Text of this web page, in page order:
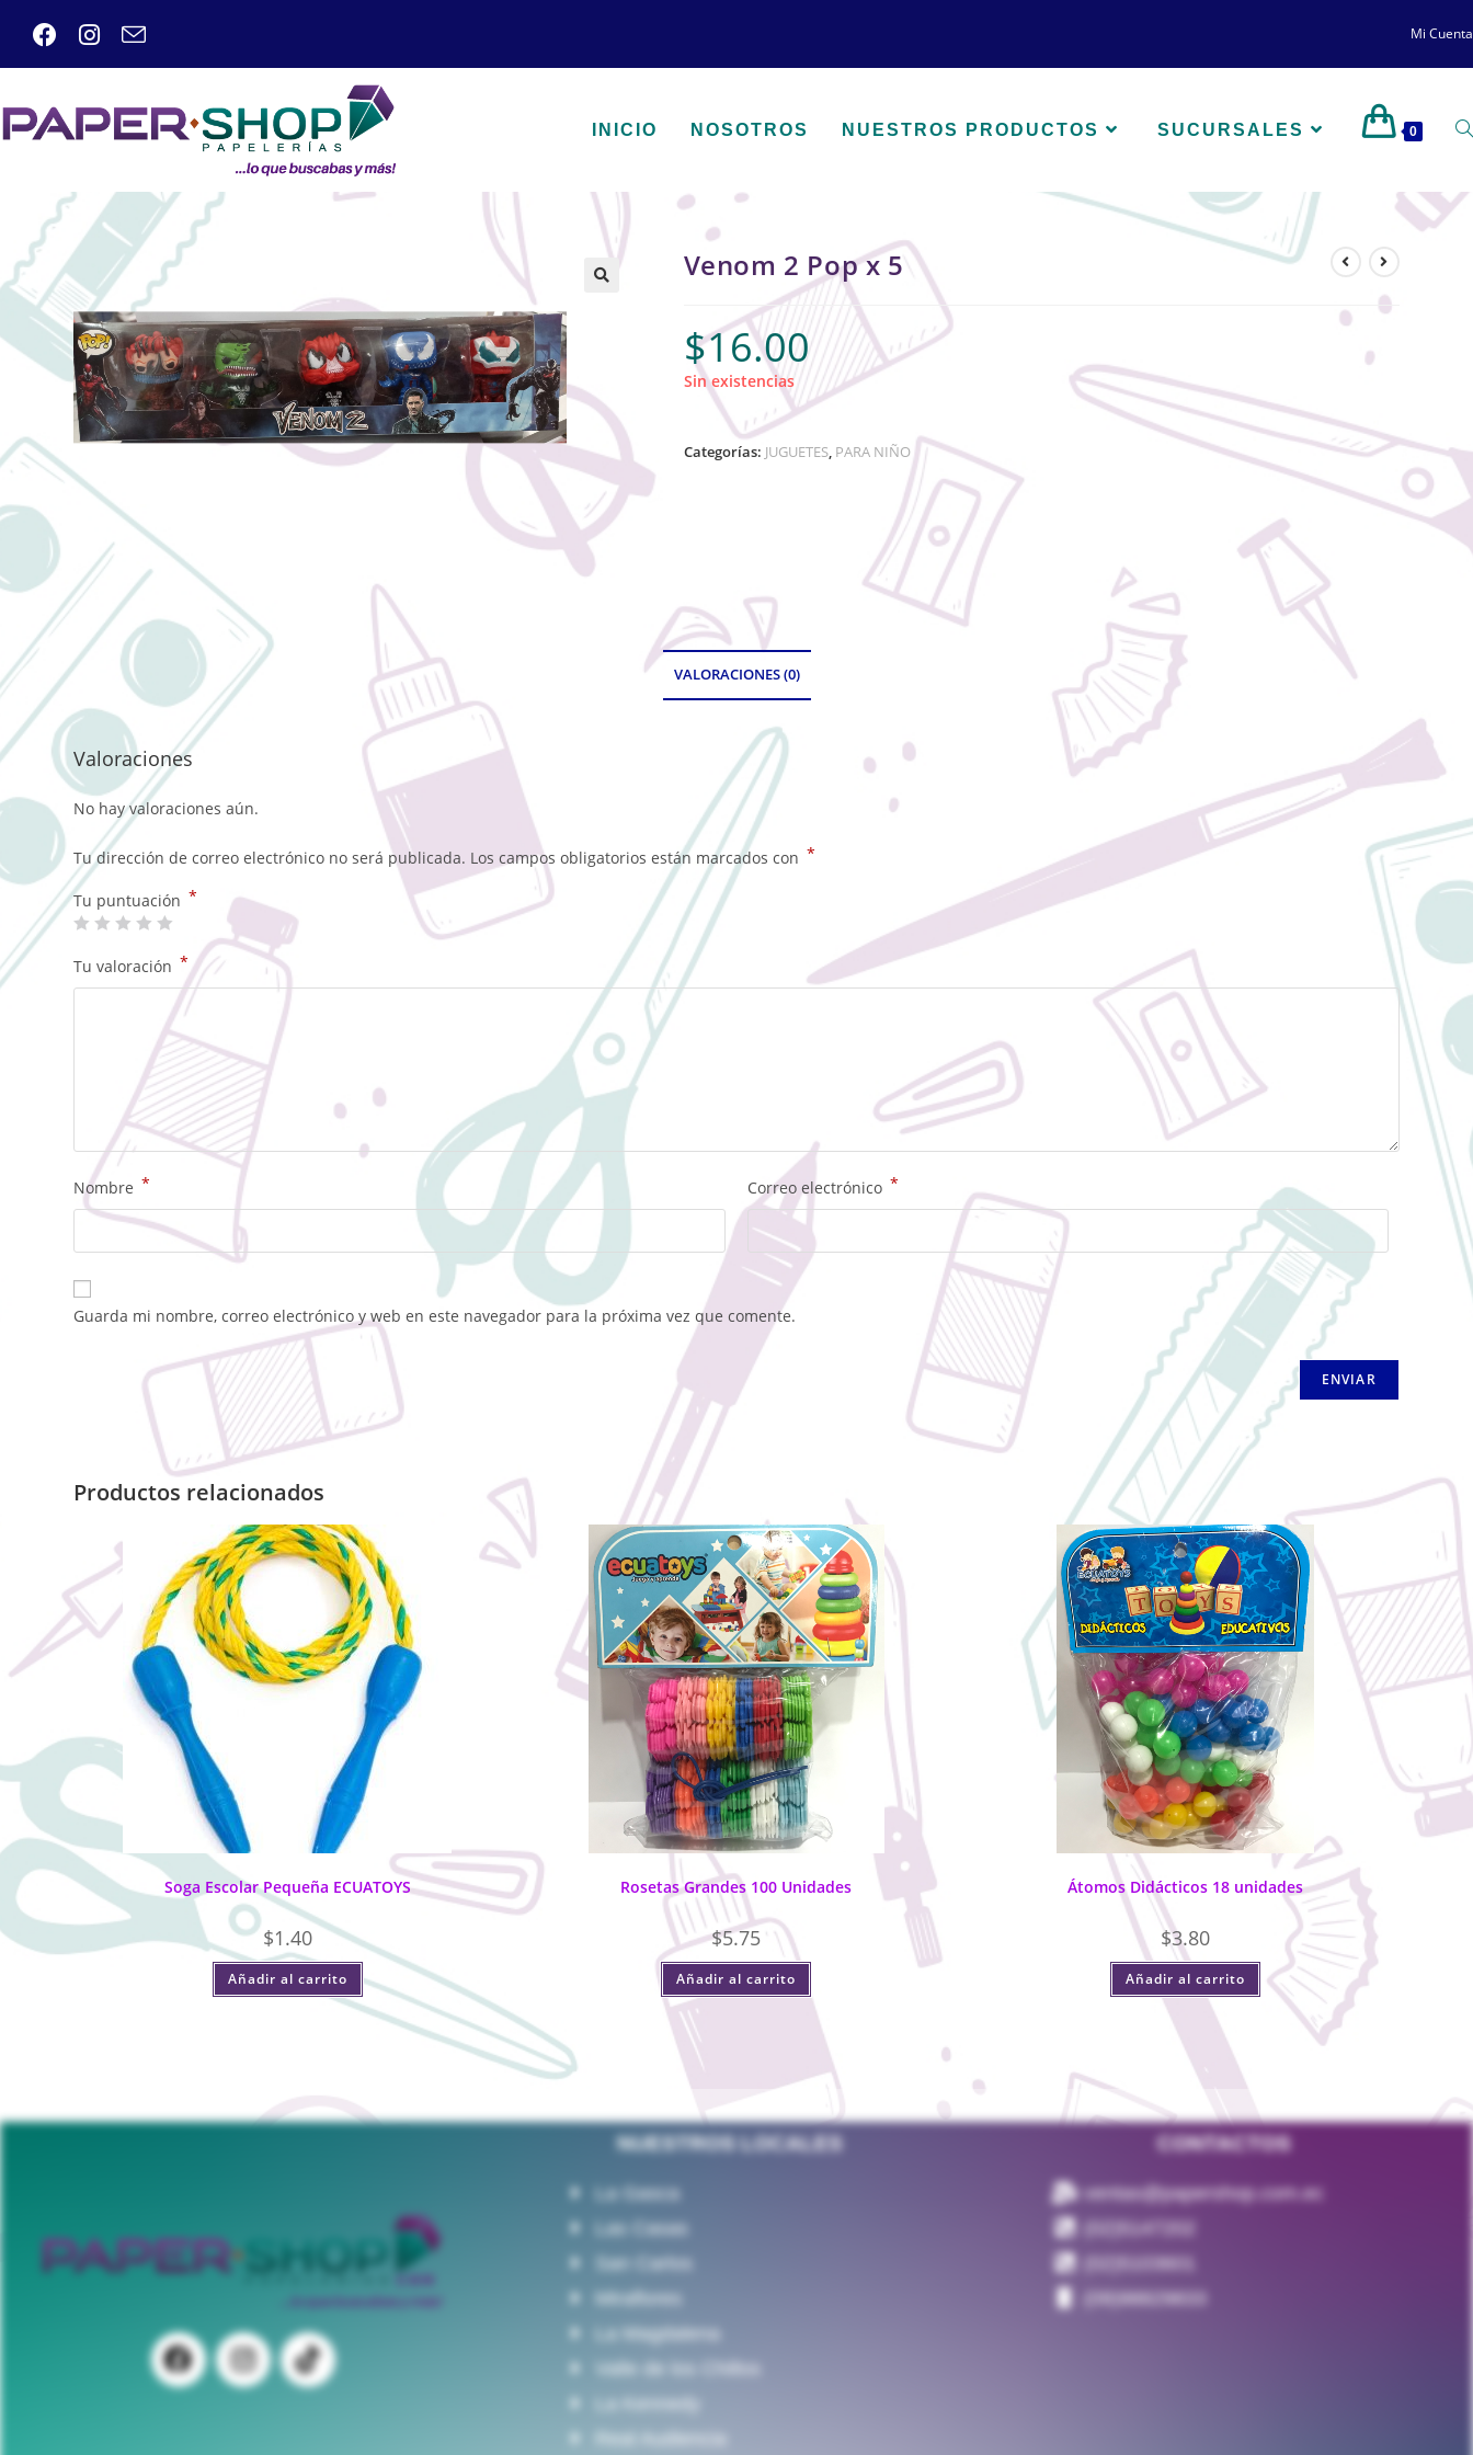
Mi Cuenta
INICIO NOSOTROS NUESTROS PRODUCTOS SUCURSALES 0
Venom 2 Pop x 5
$16.00
Sin existencias
Categorías: JUGUETES, PARA NIÑO
VALORACIONES (0)
Valoraciones
No hay valoraciones aún.
Tu dirección de correo electrónico no será publicada. Los campos obligatorios están marcados con *
Tu puntuación *
Tu valoración *
Nombre * Correo electrónico *
Guarda mi nombre, correo electrónico y web en este navegador para la próxima vez que comente.
Productos relacionados
Soga Escolar Pequeña ECUATOYS
$1.40
Añadir al carrito
Rosetas Grandes 100 Unidades
$5.75
Añadir al carrito
Átomos Didácticos 18 unidades
$3.80
Añadir al carrito
NUESTROS LOCALES
La Gasca
Las Casas
San Carlos
Miraflores
La Magdalena
Valle de los Chillos
La Kennedy
Real Audiencia
CONTACTOS
ventas@papershop.com.ec
(02)5147202
(02)5103601
(09)98829833